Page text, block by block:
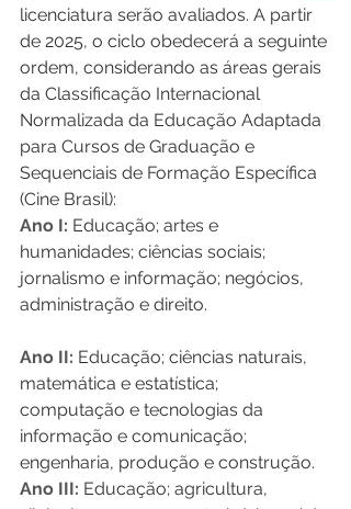
licenciatura serão avaliados. A partir
de 2025, o ciclo obedecerá a seguinte
ordem, considerando as áreas gerais
da Classificação Internacional
Normalizada da Educação Adaptada
para Cursos de Graduação e
Sequenciais de Formação Específica
(Cine Brasil):
Ano I: Educação; artes e
humanidades; ciências sociais;
jornalismo e informação; negócios,
administração e direito.
Ano II: Educação; ciências naturais,
matemática e estatística;
computação e tecnologias da
informação e comunicação;
engenharia, produção e construção.
Ano III: Educação; agricultura,